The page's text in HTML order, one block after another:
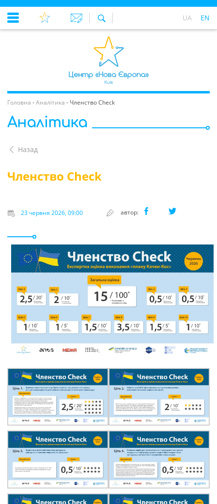
UA EN
Головна -Аналітика - Членство Check
Аналітика
Назад
Членство Check
23 червня 2026, 09:00 автор: